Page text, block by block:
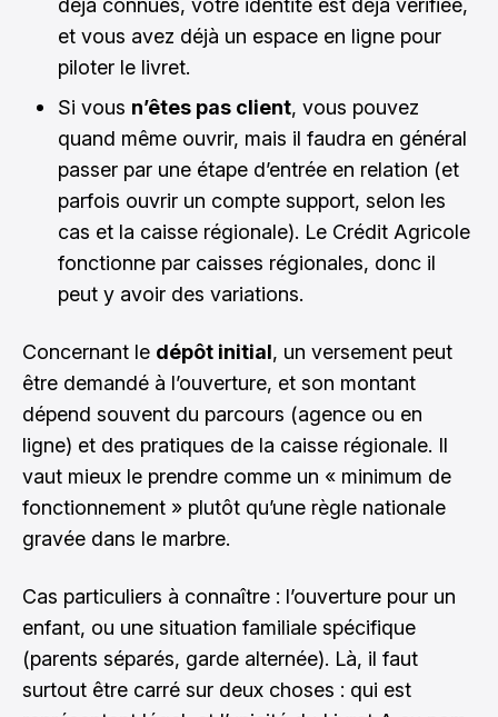
et vous avez déjà un espace en ligne pour
piloter le livret.
Si vous n’êtes pas client, vous pouvez
quand même ouvrir, mais il faudra en général
passer par une étape d’entrée en relation (et
parfois ouvrir un compte support, selon les
cas et la caisse régionale). Le Crédit Agricole
fonctionne par caisses régionales, donc il
peut y avoir des variations.
Concernant le dépôt initial, un versement peut
être demandé à l’ouverture, et son montant
dépend souvent du parcours (agence ou en
ligne) et des pratiques de la caisse régionale. Il
vaut mieux le prendre comme un « minimum de
fonctionnement » plutôt qu’une règle nationale
gravée dans le marbre.
Cas particuliers à connaître : l’ouverture pour un
enfant, ou une situation familiale spécifique
(parents séparés, garde alternée). Là, il faut
surtout être carré sur deux choses : qui est